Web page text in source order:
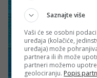
Saznajte više
Vaši će se osobni
uređaja (kolačiće,
uređaja) može
partnera ili ih može
partneri možemo
geolociranju. Popis